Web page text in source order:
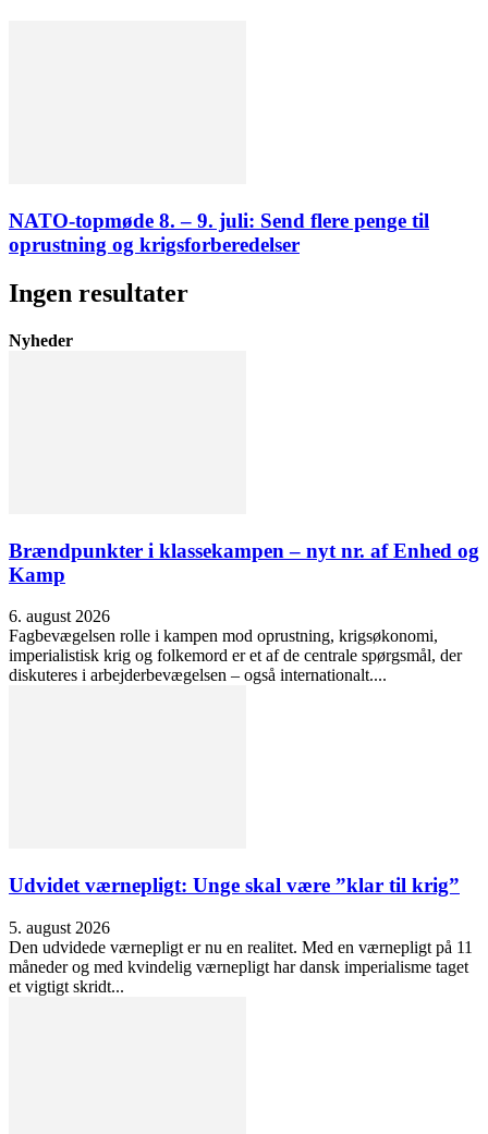
NATO-topmøde 8. – 9. juli: Send flere penge til
oprustning og krigsforberedelser
Ingen resultater
Nyheder
Brændpunkter i klassekampen – nyt nr. af Enhed og
Kamp
6. august 2026
Fagbevægelsen rolle i kampen mod oprustning, krigsøkonomi,
imperialistisk krig og folkemord er et af de centrale spørgsmål, der
diskuteres i arbejderbevægelsen – også internationalt....
Udvidet værnepligt: Unge skal være ”klar til krig”
5. august 2026
Den udvidede værnepligt er nu en realitet. Med en værnepligt på 11
måneder og med kvindelig værnepligt har dansk imperialisme taget
et vigtigt skridt...